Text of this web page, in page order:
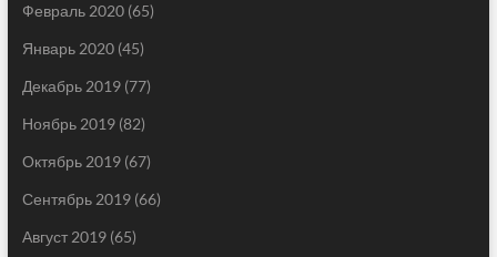
Февраль 2020(65)
Январь 2020(45)
Декабрь 2019(77)
Ноябрь 2019(82)
Октябрь 2019(67)
Сентябрь 2019(66)
Август 2019(65)